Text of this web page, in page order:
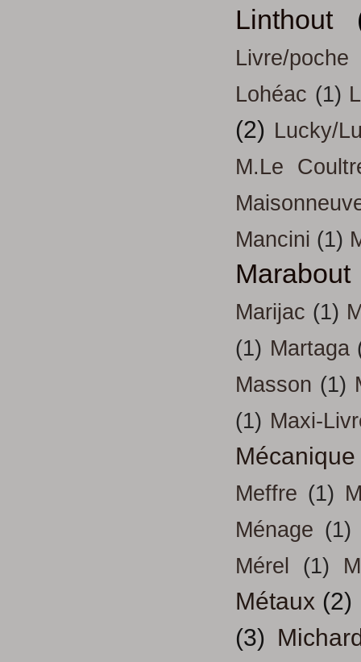
Linthout
Livre/poche
Lohéac (1)
(2) Lucky/
M.Le
Mancini (1)
Marabout
Marijac (1)
(1) Martaga
Masson (1)
(1) Maxi-
Mécanique
Meffre (1)
Ménage (1)
Mérel
(1)
Métaux (2)
(3)